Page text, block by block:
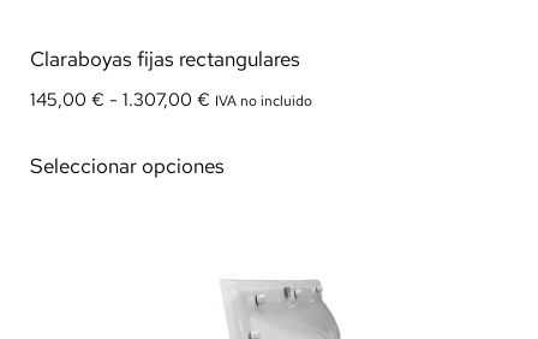
Claraboyas fijas rectangulares
145,00 € - 1.307,00 € IVA no incluido
Seleccionar opciones